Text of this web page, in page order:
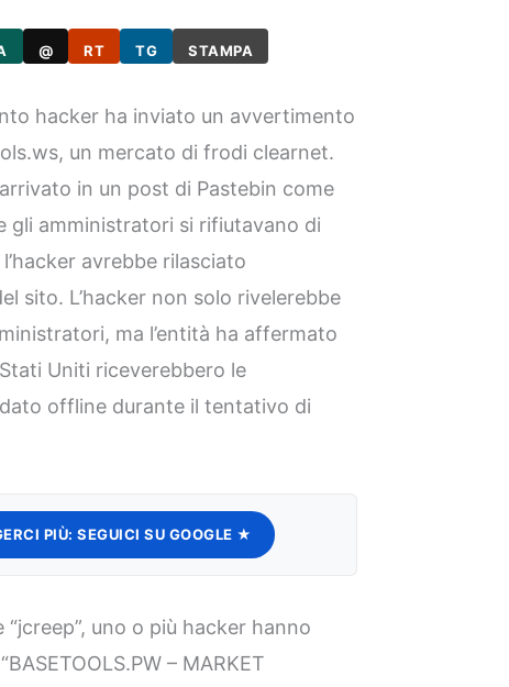
@ RT TG STAMPA
hacker ha inviato un avvertimento
un mercato di frodi clearnet.
in un post di Pastebin come
gli amministratori si rifiutavano di
avrebbe rilasciato
sito. L’hacker non solo rivelerebbe
ma l’entità ha affermato
Uniti riceverebbero le
offline durante il tentativo di
PIÙ: SEGUICI SU GOOGLE ★
uno o più hacker hanno
– MARKET